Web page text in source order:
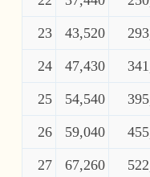
23 43,520
24 47,430
25 54,540
26 59,040
27 67,260